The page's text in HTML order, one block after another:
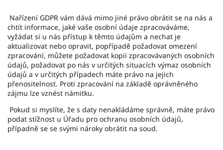
Nařízení GDPR vám dává mimo jiné právo obrátit se na nás a
chtít informace, jaké vaše osobní údaje zpracováváme,
vyžádat si u nás přístup k těmto údajům a nechat je
aktualizovat nebo opravit, popřípadě požadovat omezení
zpracování, můžete požadovat kopii zpracovávaných osobních
údajů, požadovat po nás v určitých situacích výmaz osobních
údajů a v určitých případech máte právo na jejich
přenositelnost. Proti zpracování na základě oprávněného
zájmu lze vznést námitku.
Pokud si myslíte, že s daty nenakládáme správně, máte právo
podat stížnost u Úřadu pro ochranu osobních údajů,
případně se se svými nároky obrátit na soud.